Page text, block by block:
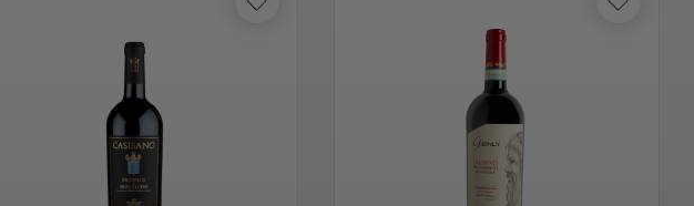
numeroasă și asta pentru că ne dorim să aducem Italia la tine acasă!
Italia dar și în întreaga lume. Vino Italia aduce Prosecco la tine acasă, chiar din
să vă facem cunoștință cu tradiția, cu locul, cu gustul, dar mai ales cu